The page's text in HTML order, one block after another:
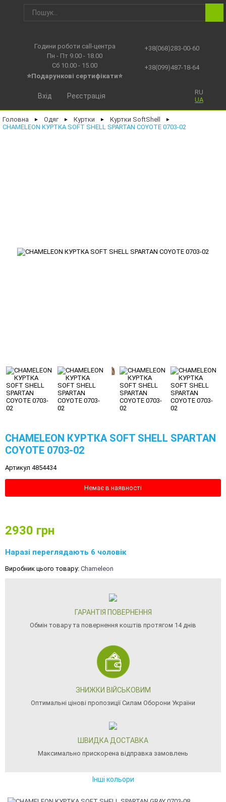
Години роботи call-центра
Пн - Пт 9.00 - 18.00
Сб 10.00 - 15.00
⭐Подарункові сертифікати⭐
+38(068)283-00-60
+38(099)487-18-64
RU
UA
Вхід Реєстрація
Головна ► Одяг ► Куртки ► Куртки SoftShell ►
CHAMELEON КУРТКА SOFT SHELL SPARTAN COYOTE 0703-02
CHAMELEON КУРТКА SOFT SHELL SPARTAN
COYOTE 0703-02
Артикул 4854434
Немає в наявності
2930 грн
Наразі переглядають 6 чоловік
Виробник цього товару: Chameleon
ГАРАНТІЯ ПОВЕРНЕННЯ
Обмін товару та повернення коштів протягом 14 днів
ЗНИЖКИ ВІЙСЬКОВИМ
Оптимальні цінові пропозиції Силам Оборони України
ШВИДКА ДОСТАВКА
Максимально прискорена відправка замовлень
Інші кольори